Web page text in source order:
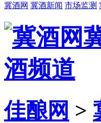
冀酒网 冀酒新闻 市场监测
佳酿网 >